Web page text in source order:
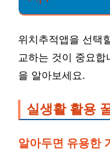
위치추적앱을 선택
교하는 것이 중요
을 알아보세요.
실생활 활용
알아두면 유용한